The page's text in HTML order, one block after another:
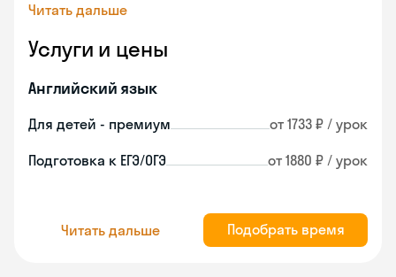
Читать дальше
Услуги и цены
Английский язык
Для детей - премиум от 1733 ₽ / урок
Подготовка к ЕГЭ/ОГЭ от 1880 ₽ / урок
Читать дальше Подобрать время